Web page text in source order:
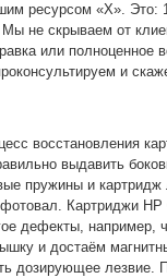
ресурсом «X».
не скрываем от
или
и
восстановления
выдавить
пружины и
Картриджи
дефекты,
и достаём
дозирующее лезвие.